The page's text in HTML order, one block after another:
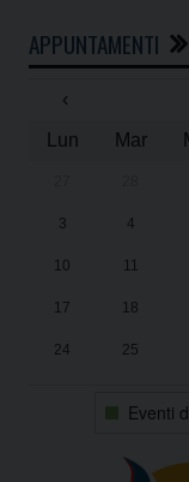
APPUNTAMENTI
‹
Lun
Mar
3 4
10 11
17 18
24 25
Eventi